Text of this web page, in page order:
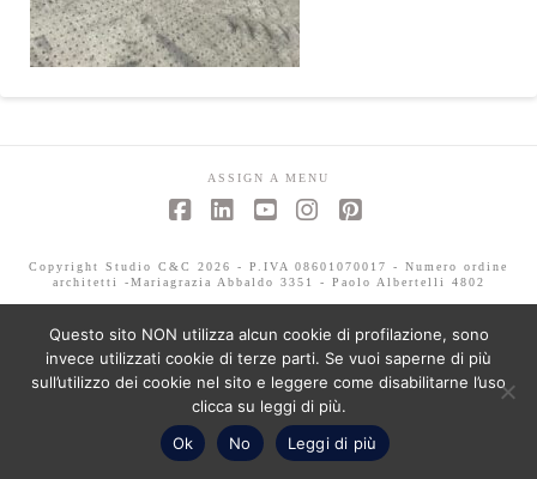
ASSIGN A MENU
Copyright Studio C&C 2026 - P.IVA 08601070017 - Numero ordine
architetti -Mariagrazia Abbaldo 3351 - Paolo Albertelli 4802
Questo sito NON utilizza alcun cookie di profilazione, sono
invece utilizzati cookie di terze parti. Se vuoi saperne di più
sull’utilizzo dei cookie nel sito e leggere come disabilitarne l’uso
clicca su leggi di più.
Ok
No Leggi di più